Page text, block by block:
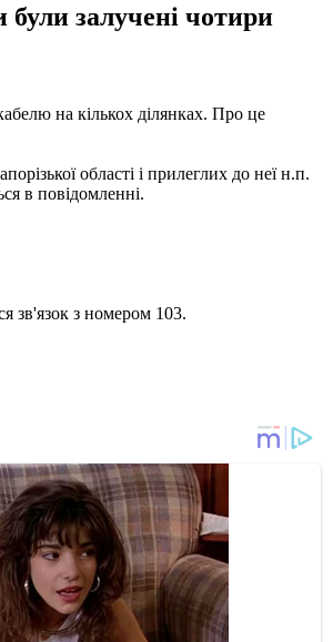
були залучені чотири
на кількох ділянках. Про це
області і прилеглих до неї н.п.
в повідомленні.
зв'язок з номером 103.